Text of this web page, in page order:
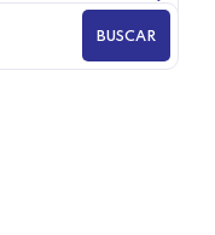
BUSCAR